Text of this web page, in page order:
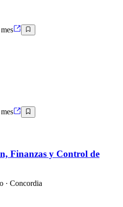
Finanzas y Control de
· Concordia